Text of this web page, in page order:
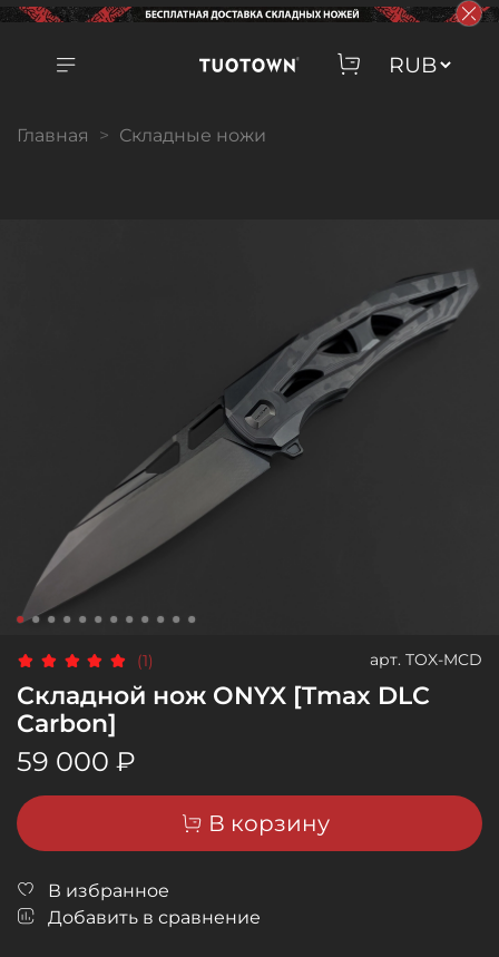
Главная Складные ножи
(1) арт. TOX-MCD
Складной нож ONYX [Tmax DLC
Carbon]
59 000 ₽
В корзину
В избранное
Добавить в сравнение